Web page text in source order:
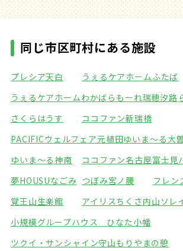
同じ市区町村にある施設
プレシア天白
うぇるケアホームふたば
うぇるケアホームわかばらもーれ瑞穂汐路
さくらはうす
ココファン新瑞橋
PACIFICウェルフェア元植田ゆいま～る大
ゆいま～る神南
ココファン名古屋富士見
夢HOUSUなごみ つぼみ宮ノ腰
フレン
覚王山生楽館
アイリスちくさ内山 ソレ
小規模グループハウス ひなた小幡
ツクイ・サンシャイン守山もりやまの憩